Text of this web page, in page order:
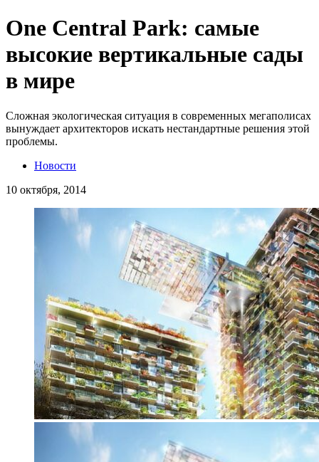
One Central Park: самые
высокие вертикальные сады
в мире
Сложная экологическая ситуация в современных мегаполисах
вынуждает архитекторов искать нестандартные решения этой
проблемы.
Новости
10 октября, 2014